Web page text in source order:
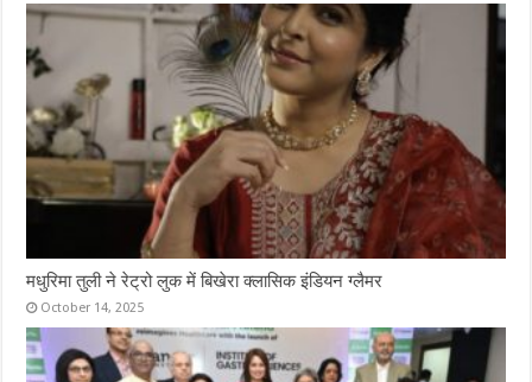
मधुरिमा तुली ने रेट्रो लुक में बिखेरा क्लासिक इंडियन ग्लैमर
October 14, 2025